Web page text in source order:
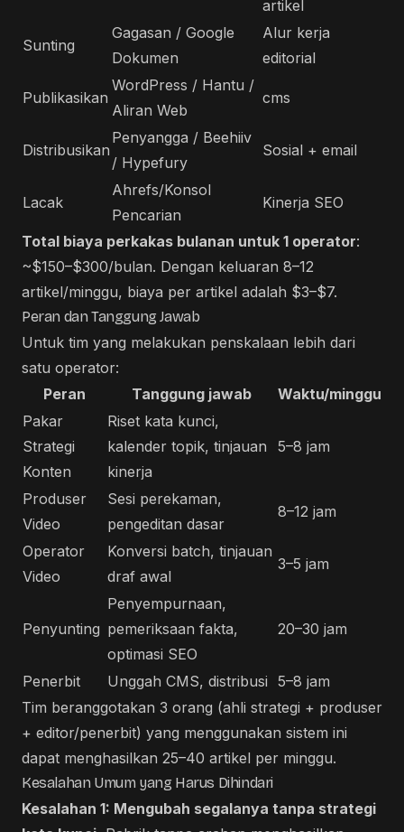
artikel
Sunting
Gagasan / Google
Dokumen
Alur kerja
editorial
Publikasikan
WordPress / Hantu /
Aliran Web
cms
Distribusikan
Penyangga / Beehiiv
/ Hypefury
Sosial + email
Lacak
Ahrefs/Konsol
Pencarian
Kinerja SEO
Total biaya perkakas bulanan untuk 1 operator:
~$150–$300/bulan. Dengan keluaran 8–12
artikel/minggu, biaya per artikel adalah $3–$7.
Peran dan Tanggung Jawab
Untuk tim yang melakukan penskalaan lebih dari
satu operator:
Peran
Tanggung jawab
Waktu/minggu
Pakar
Strategi
Konten
Riset kata kunci,
kalender topik, tinjauan
kinerja
5–8 jam
Produser
Video
Sesi perekaman,
pengeditan dasar
8–12 jam
Operator
Video
Konversi batch, tinjauan
draf awal
3–5 jam
Penyunting
Penyempurnaan,
pemeriksaan fakta,
optimasi SEO
20–30 jam
Penerbit Unggah CMS, distribusi 5–8 jam
Tim beranggotakan 3 orang (ahli strategi + produser
+ editor/penerbit) yang menggunakan sistem ini
dapat menghasilkan 25–40 artikel per minggu.
Kesalahan Umum yang Harus Dihindari
Kesalahan 1: Mengubah segalanya tanpa strategi